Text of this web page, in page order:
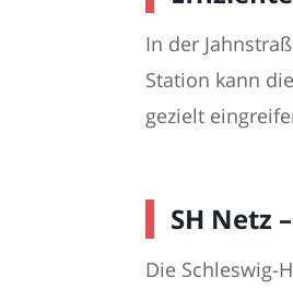
In der
Station kann
gezielt
SH Netz
Die Schleswig-